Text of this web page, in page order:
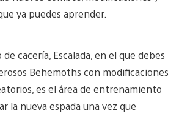
ya puedes aprender.
cacería, Escalada, en el que debes
Behemoths con modificaciones
es el área de entrenamiento
la nueva espada una vez que